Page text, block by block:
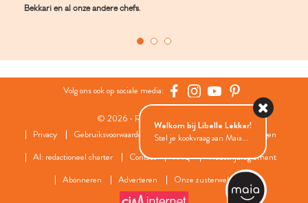
Bekkari en al onze andere chefs.
Volg ons ook op sociale media:
© 2026 - Roularta Media Group
Privacy
Gebruiksvoorwaarden Cookies
Cookies instellingen
AI: redactioneel charter
Contact FAQ
Wedstrijdreglement
Abonneren
Adverteren Onze zusterwebsites
Welkom bij Libelle Lekker!
Stel je kookvraag aan Maia...